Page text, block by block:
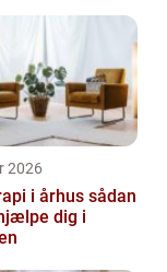
2026
i århus sådan
dig i